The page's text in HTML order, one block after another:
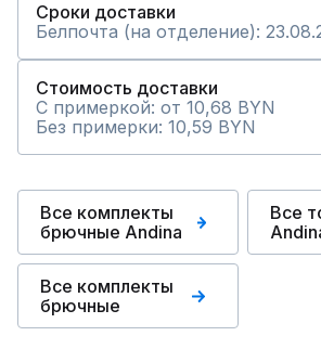
Сроки доставки
Белпочта (на отделение):
Стоимость доставки
С примеркой: от 10,68 BYN
Без примерки: 10,59 BYN
Все комплекты
брючные Andina
Все
Все комплекты
брючные